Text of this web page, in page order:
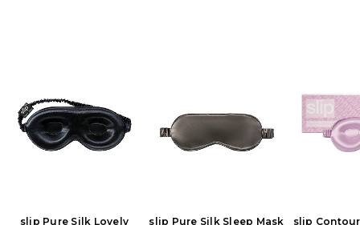
slip Pure Silk Lovely
slip Pure Silk Sleep Mask
slip